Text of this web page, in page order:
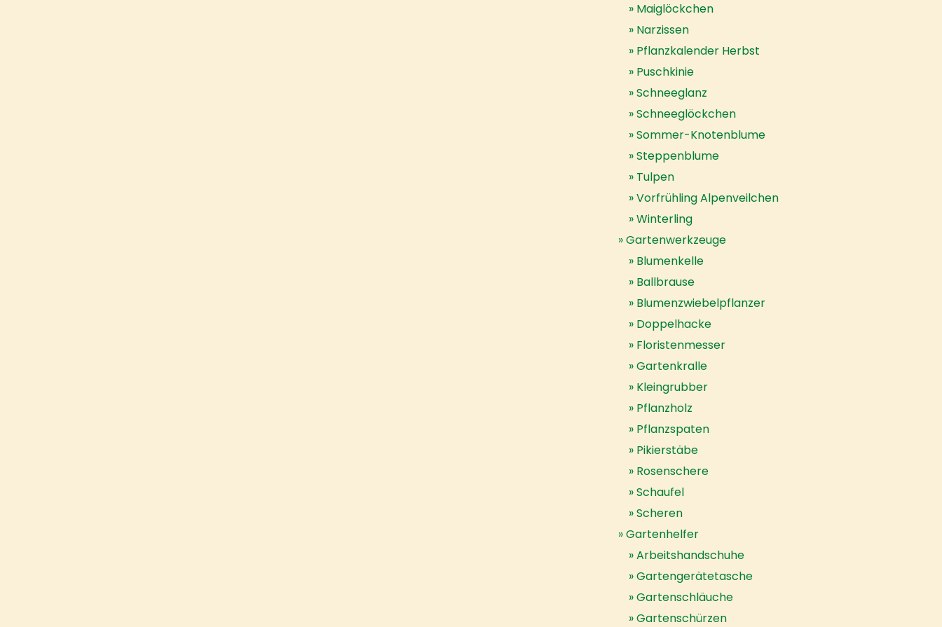
Maiglöckchen
Narzissen
Pflanzkalender Herbst
Puschkinie
Schneeglanz
Schneeglöckchen
Sommer-Knotenblume
Steppenblume
Tulpen
Vorfrühling Alpenveilchen
Winterling
Gartenwerkzeuge
Blumenkelle
Ballbrause
Blumenzwiebelpflanzer
Doppelhacke
Floristenmesser
Gartenkralle
Kleingrubber
Pflanzholz
Pflanzspaten
Pikierstäbe
Rosenschere
Schaufel
Scheren
Gartenhelfer
Arbeitshandschuhe
Gartengerätetasche
Gartenschläuche
Gartenschürzen